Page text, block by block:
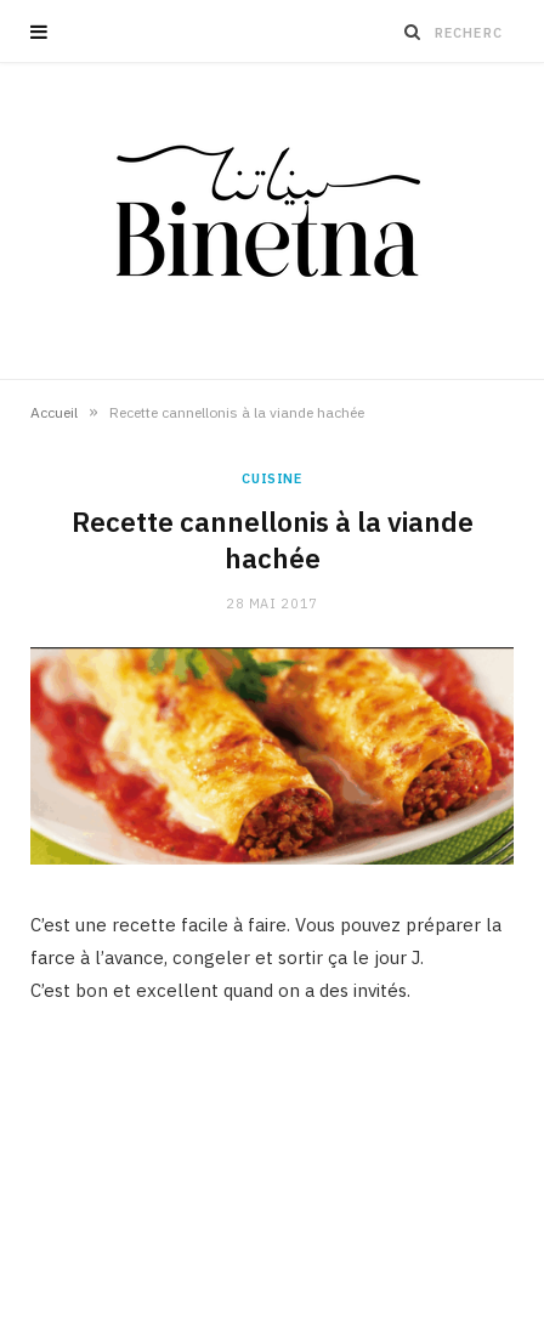
Accueil » Recette cannellonis à la viande hachée
CUISINE
Recette cannellonis à la viande
hachée
28 MAI 2017
C’est une recette facile à faire. Vous pouvez préparer la
farce à l’avance, congeler et sortir ça le jour J.
C’est bon et excellent quand on a des invités.